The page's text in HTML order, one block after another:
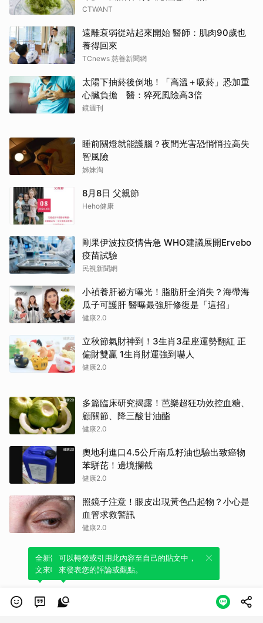
CTWANT
遠離衰弱從站起來開始 醫師：肌肉90歲也
養得回來
TCnews 慈善新聞網
太陽下抽菸後倒地！「高溫＋吸菸」恐加重
心臟負擔 醫：猝死風險高3倍
鏡週刊
睡前關燈就能護腦？夜間光害恐悄悄拉高失
智風險
姊妹淘
8月8日 父親節
Heho健康
剛果伊波拉疫情告急 WHO建議展開Ervebo
疫苗試驗
民視新聞網
小禎養肝祕方曝光！脂肪肝全消失？海帶海
瓜子可護肝 醫曝最強肝修復是「這招」
健康2.0
立秋節氣財神到！3生肖3星座運勢翻紅 正
偏財雙贏 1生肖財運強到嚇人
健康2.0
多篇臨床研究揭露！芭樂超狂功效控血糖、
顧關節、降三酸甘油酯
健康2.0
奧地利進口4.5公斤南瓜籽油也驗出致癌物
苯駢芘！邊境攔截
健康2.0
照鏡子注意！眼皮出現黃色凸起物？小心是
血管求救警訊
健康2.0
全新體驗！一鍵引用此內容，透過發布貼
文來輕鬆表達個人立場。
可以轉發或引用此內容至自己的貼文中，
來發表您的評論或觀點。